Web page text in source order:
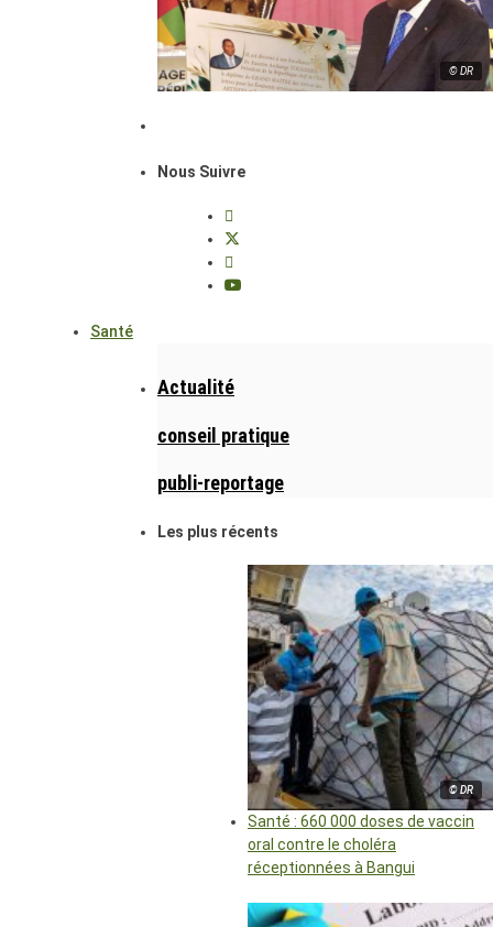
© DR
Nous Suivre
Santé
Actualité
conseil pratique
publi-reportage
Les plus récents
© DR
Santé : 660 000 doses de vaccin
oral contre le choléra
réceptionnées à Bangui